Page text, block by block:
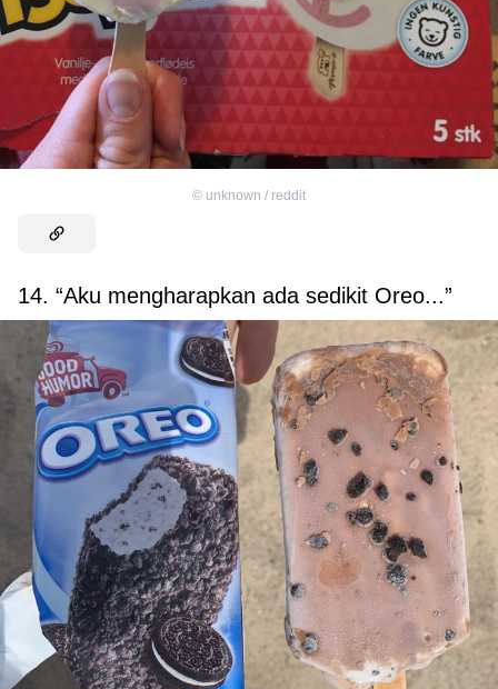
© unknown / reddit
14. “Aku mengharapkan ada sedikit Oreo...”